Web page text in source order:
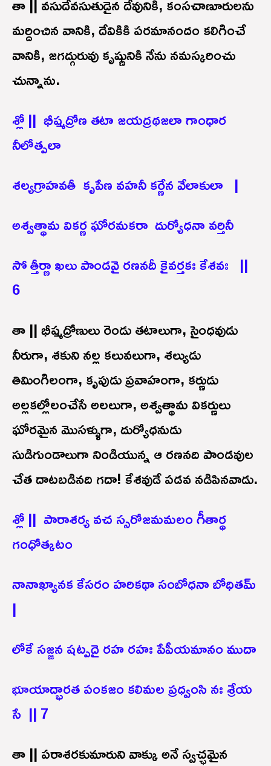
మర్దించిన వానికి, దేవికికి పరమానందం కలిగించే
వానికి, జగద్గురువు కృష్ణునికి నేను నమస్కరించు
చున్నాను.
శ్లో || భీష్మద్రోణ తటా జయద్రథజలా గాంధార
నీలోత్పలా
శల్యగ్రాహవతీ కృపేణ వహనీ కర్ణేన వేలాకులా |
అశ్వత్థామ వికర్ణ ఘోరమకరా దుర్యోధనా వర్తినీ
సో త్తీర్ణా ఖలు పాండవై రణనదీ కైవర్తకః కేశవః ||
6
తా || భీష్మద్రోణులు రెండు తటాలుగా, సైంధవుడు
నీరుగా, శకుని నల్ల కలువలుగా, శల్యుడు
తిమింగిలంగా, కృపుడు ప్రవాహంగా, కర్ణుడు
అల్లకల్లోలంచేసే అలలుగా, అశ్వత్థామ వికర్ణులు
ఘోరమైన మొసళ్ళుగా, దుర్యోధనుడు
సుడిగుండాలుగా నిండియున్న ఆ రణనది పాండవుల
చేత దాటబడినది గదా! కేశవుడే పడవ నడిపినవాడు.
శ్లో || పారాశర్య వచ స్సరోజమమలం గీతార్థ
గంధోత్కటం
నానాఖ్యానక కేసరం హరికథా సంబోధనా బోధితమ్
|
లోకే సజ్జన షట్పదై రహ రహః పేపీయమానం ముదా
భూయాద్భారత పంకజం కలిమల ప్రధ్వంసి నః శ్రేయ
సే || 7
తా || పరాశరకుమారుని వాక్కు అనే స్వచ్ఛమైన